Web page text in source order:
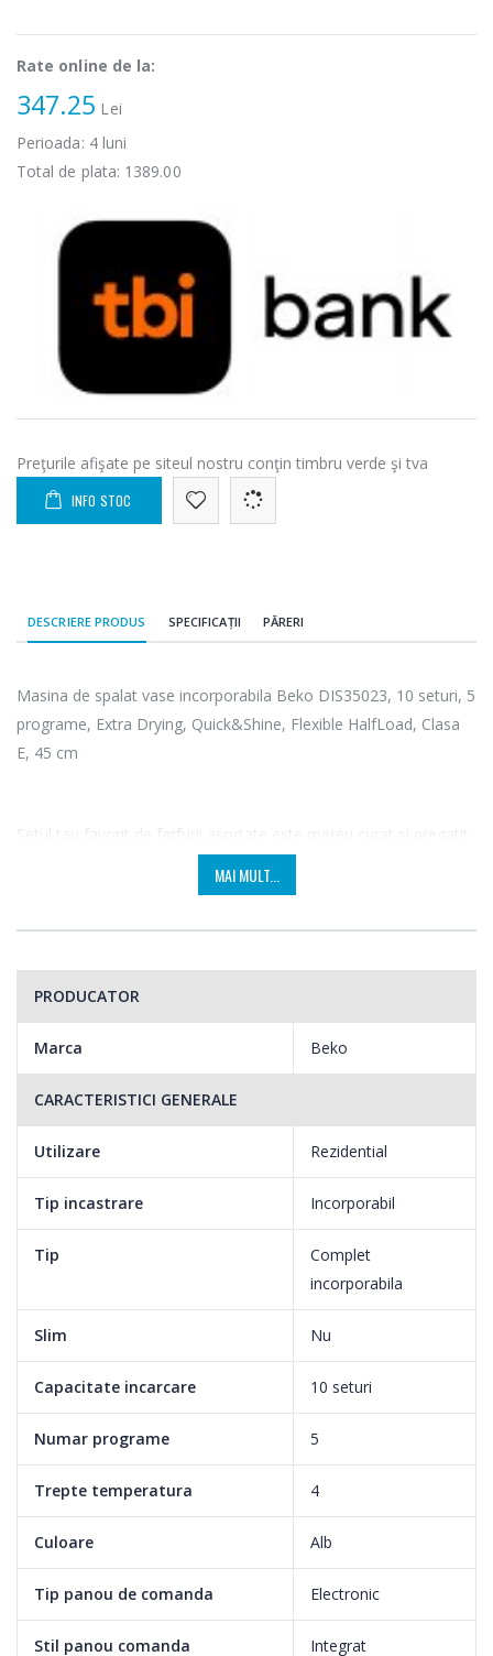
Rate online de la:
347.25 Lei
Perioada: 4luni
Total de plata: 1389.00
Preţurile afişate pe siteul nostru conţin timbru verde şi tva
INFO STOC
DESCRIERE PRODUS SPECIFICAȚII PĂRERI
Masina de spalat vase incorporabila Beko DIS35023, 10 seturi, 5
programe, Extra Drying, Quick&Shine, Flexible HalfLoad, Clasa
E, 45 cm
Setul tau favorit de farfurii asortate este mereu curat si pregatit
DIS35023 de la Beko iti pune la dispozitie o paleta variata de
vaselor in doar o ora jumatate, sunt numai doua dintre optiunile
versatile. Dupa ce strangi masa, lasa curatarea vaselor in seama
MAI MULT...
PRODUCATOR
Marca Beko
CARACTERISTICI GENERALE
Utilizare Rezidential
Tip incastrare Incorporabil
Tip
Complet
incorporabila
Slim Nu
Capacitate incarcare 10 seturi
Numar programe 5
Trepte temperatura 4
Culoare Alb
Tip panou de comanda Electronic
Stil panou comanda Integrat
799,00 Lei 199,00 Lei